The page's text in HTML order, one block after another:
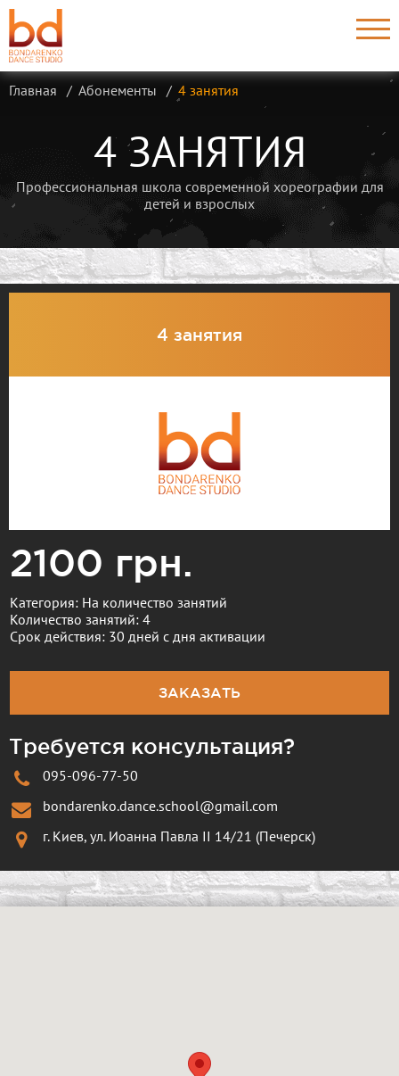
Главная Абонементы 4 занятия
4 ЗАНЯТИЯ
Профессиональная школа современной хореографии для
детей и взрослых
4 занятия
2100 грн.
Категория: На количество занятий
Количество занятий: 4
Срок действия: 30 дней с дня активации
ЗАКАЗАТЬ
Требуется консультация?
095-096-77-50
bondarenko.dance.school@gmail.com
г. Киев, ул. Иоанна Павла II 14/21 (Печерск)